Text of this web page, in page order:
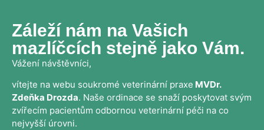
Záleží nám na Vašich
mazlíčcích stejně jako Vám.
Vážení návštěvníci,
vítejte na webu soukromé veterinární praxe MVDr.
Zdeňka Drozda. Naše ordinace se snaží poskytovat svým
zvířecím pacientům odbornou veterinární péči na co
nejvyšší úrovni.